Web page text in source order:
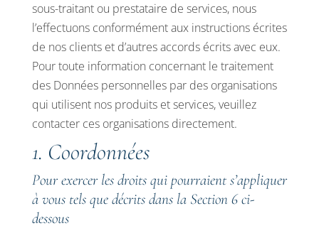
sous-traitant ou prestataire de services, nous
l’effectuons conformément aux instructions écrites
de nos clients et d’autres accords écrits avec eux.
Pour toute information concernant le traitement
des Données personnelles par des organisations
qui utilisent nos produits et services, veuillez
contacter ces organisations directement.
1. Coordonnées
Pour exercer les droits qui pourraient s’appliquer
à vous tels que décrits dans la Section 6 ci-
dessous